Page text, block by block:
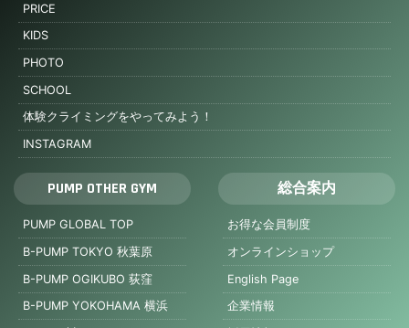
PRICE
KIDS
PHOTO
SCHOOL
体験クライミングをやってみよう！
INSTAGRAM
PUMP OTHER GYM
PUMP GLOBAL TOP
B-PUMP TOKYO 秋葉原
B-PUMP OGIKUBO 荻窪
B-PUMP YOKOHAMA 横浜
総合案内
お得な会員制度
オンラインショップ
English Page
企業情報